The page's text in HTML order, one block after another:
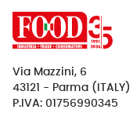
Via Mazzini, 6
43121 - Parma (ITALY)
P.IVA: 01756990345